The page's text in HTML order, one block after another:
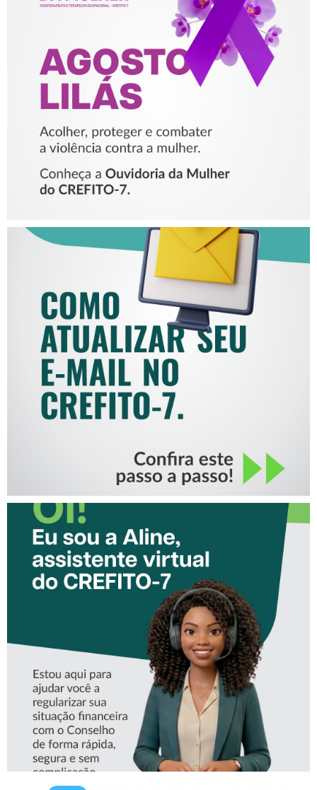
AGOSTO LILÁS – ACOLHER,
PROTEGER E COMBATER A
VIOLÊNCIA CONTRA A
MULHER
COMO ATUALIZAR SEU E-
MAIL NO CREFITO-7
CONHEÇA A ‘ALINE’,
ASSISTENTE VIRTUAL DO
CREFITO-7